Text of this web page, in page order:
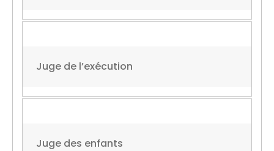
Juge de l’exécution
Juge des enfants